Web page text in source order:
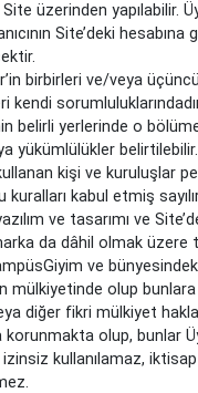
üzerinden yapılabilir.
Site’deki hesabına
birbirleri ve/veya
kendi
belirli yerlerinde o
yükümlülükler
kişi ve kuruluşlar
kuralları kabul etmiş
ve tasarımı ve
da dâhil olmak üzere
ve
mülkiyetinde olup
diğer fikri mülkiyet
korunmakta olup, bunlar
izinsiz kullanılamaz,